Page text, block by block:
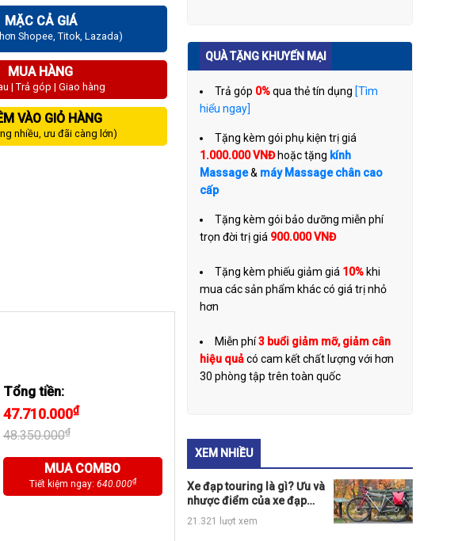
MẶC CẢ GIÁ
Shopee, Titok, Lazada)
MUA HÀNG
| Trả góp | Giao hàng
VÀO GIỎ HÀNG
nhiều, ưu đãi càng lớn)
Tổng tiền:
47.710.000₫
48.350.000₫
MUA COMBO
Tiết kiệm ngay: 640.000₫
QUÀ TẶNG KHUYẾN MẠI
Trả góp 0%qua thẻ tín dụng [Tìm
hiểu ngay]
Tặng kèm gói phụ kiện trị giá
1.000.000 VNĐ hoặc tặng kính
Massage& máy Massage chân cao
cấp
Tặng kèm gói bảo dưỡng miễn phí
trọn đời trị giá 900.000 VNĐ
Tặng kèm phiếu giảm giá 10% khi
mua các sản phẩm khác có giá trị nhỏ
hơn
Miễn phí3 buổi giảm mỡ, giảm cân
hiệu quảcó cam kết chất lượng với hơn
30 phòng tập trên toàn quốc
XEM NHIỀU
Xe đạp touring là gì? Ưu và
nhược điểm của xe đạp
touring
21.321 lượt xem